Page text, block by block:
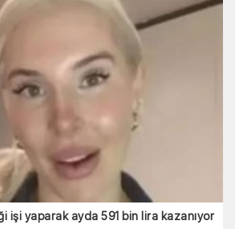
işi yaparak ayda 591 bin lira kazanıyor